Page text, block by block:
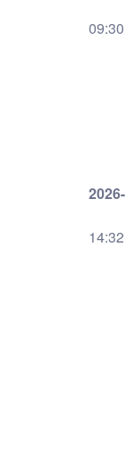
09:30
14:32